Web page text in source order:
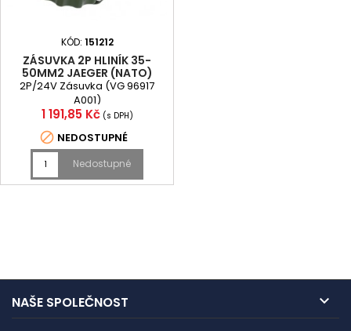
KÓD: 151212
ZÁSUVKA 2P HLINÍK 35-
50MM2 JAEGER (NATO)
2P/24V Zásuvka (VG 96917
A001)
Cena
1 191,85 Kč (s DPH)
 NEDOSTUPNÉ
Nedostupné
NAŠE SPOLEČNOST 